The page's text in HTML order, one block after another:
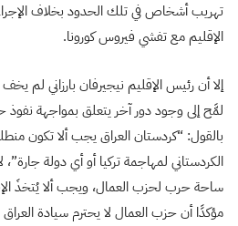
تهريب أشخاص في تلك الحدود بخلاف
الإقليم مع تفشي فيروس كورونا.
إلا أن رئيس الإقليم نيجيرفان بارزاني لم
لمَّح إلى وجود دور آخر يتعلق بمواجهة نفوذ
بالقول: “كردستان العراق يجب ألا تكون
الكردستاني لمهاجمة تركيا أو أي دولة
ساحة حرب لحزب العمال، ويجب ألا يُتخذَ
مؤكدًا أن حزب العمال لا يحترم سيادة